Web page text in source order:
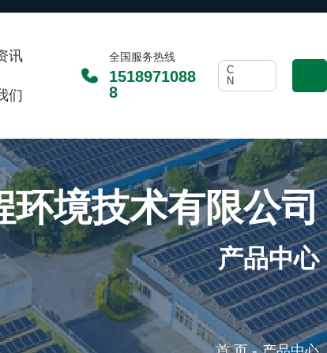
讯
们
全国服务热线
1518971088
8
C
N
环境技术有限公司
产品中心